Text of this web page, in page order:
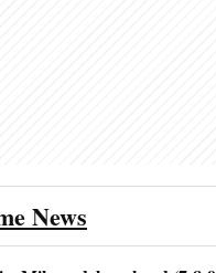
News